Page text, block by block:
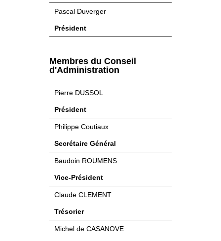
Pascal Duverger
Président
Membres du Conseil
d'Administration
Pierre DUSSOL
Président
Philippe Coutiaux
Secrétaire Général
Baudoin ROUMENS
Vice-Président
Claude CLEMENT
Trésorier
Michel de CASANOVE